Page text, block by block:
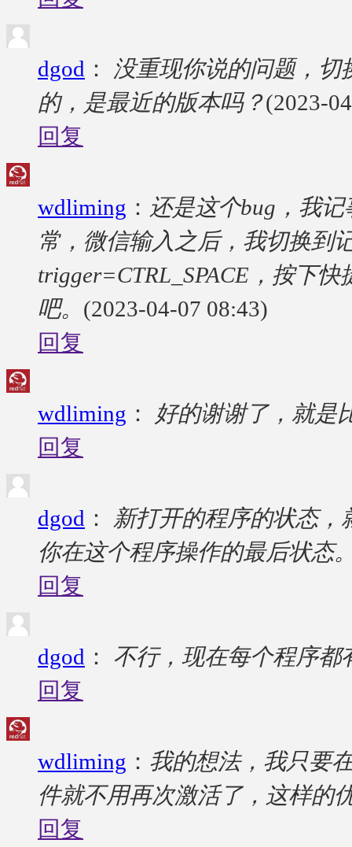
dgod ：
没重现你说的问题，切
的，是最近的版本吗？(2023-
回复
wdliming ： 还是这个bug，我
常，微信输入之后，我切换到
trigger=CTRL_SPACE，按下
吧。 (2023-04-07 08:43)
回复
wdliming ：
好的谢谢了，就是
回复
dgod ：
新打开的程序的状态，
你在这个程序操作的最后状态
回复
dgod ：
不行，现在每个程序都
回复
wdliming ： 我的想法，我只要
件就不用再次激活了，这样的
回复